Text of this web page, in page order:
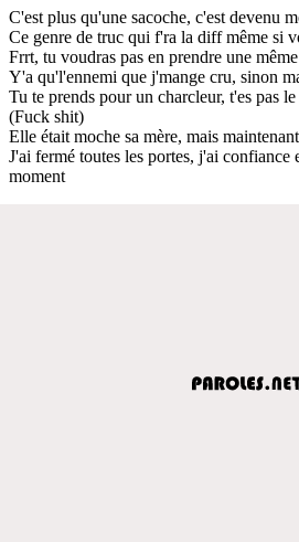
C'est plus qu'une sacoche, c'est devenu
Ce genre de truc qui f'ra la diff même si
Frrt, tu voudras pas en prendre une
Y'a qu'l'ennemi que j'mange cru, sinon
Tu te prends pour un charcleur, t'es pas
(Fuck shit)
Elle était moche sa mère, mais
J'ai fermé toutes les portes, j'ai confiance
moment